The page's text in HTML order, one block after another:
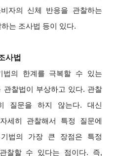
자의 신체 반응을 관찰하는
는 조사법 등이 있다.
사법
의 한계를 극복할 수 있는
관찰법이 부상하고 있다. 관찰
질문을 하지 않는다. 대신
세히 관찰해서 특정 질문에
법의 가장 큰 장점은 특정
찰할 수 있다는 점이다. 즉,